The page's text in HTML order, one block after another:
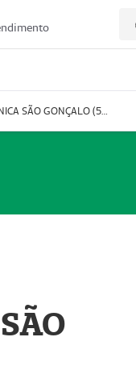
Prestador OFTALMOCLÍNICA SÃO GONÇALO (55004164-2)